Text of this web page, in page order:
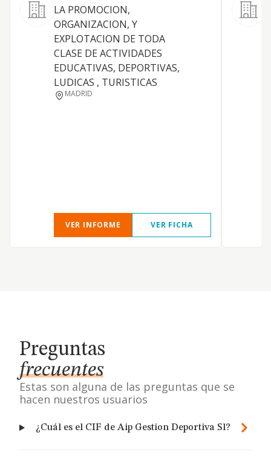
LA PROMOCION,
ORGANIZACION, Y
EXPLOTACION DE TODA
CLASE DE ACTIVIDADES
EDUCATIVAS, DEPORTIVAS,
LUDICAS , TURISTICAS
MADRID
VER INFORME VER FICHA
Preguntas
frecuentes
Estas son alguna de las preguntas que se
hacen nuestros usuarios
¿Cuál es el CIF de Aip Gestion Deportiva Sl?